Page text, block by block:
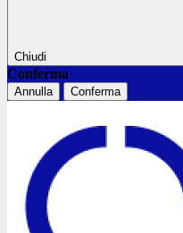
Chiudi
Conferma
Annulla Conferma